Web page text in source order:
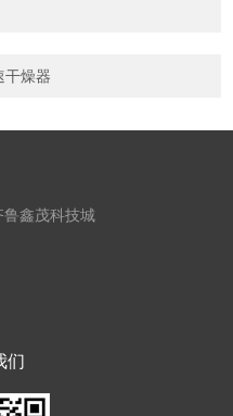
干燥器
鑫茂科技城
们